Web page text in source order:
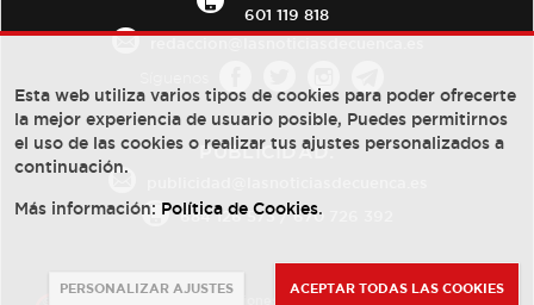
601 119 818
PUBLICIDAD:
684 126 573/670 726 392
Esta web utiliza varios tipos de cookies para poder ofrecerte
la mejor experiencia de usuario posible, Puedes permitirnos
el uso de las cookies o realizar tus ajustes personalizados a
continuación.
Más información: Política de Cookies.
PERSONALIZAR AJUSTES ACEPTAR TODAS LAS COOKIES